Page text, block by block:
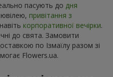
пасують до дня
привітання з
корпоративної вечірки.
до свята. Замовити
по Ізмаїлу разом зі
Flowers.ua.